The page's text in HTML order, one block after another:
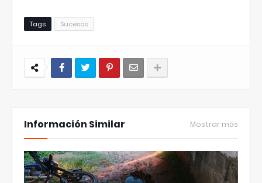
Tags Sucesos
Información Similar Mostrar más